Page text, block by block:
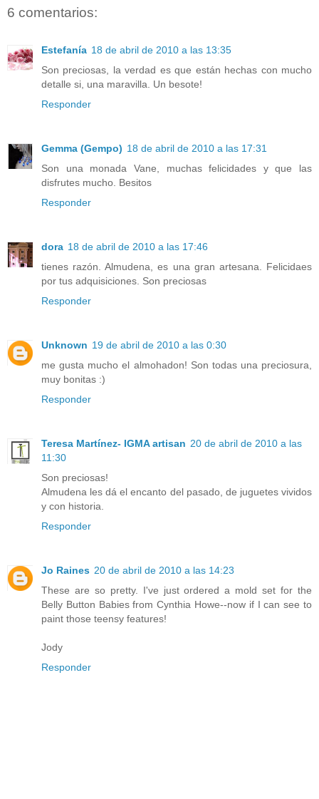
6 comentarios:
Estefanía 18 de abril de 2010 a las 13:35
Son preciosas, la verdad es que están hechas con mucho
detalle si, una maravilla. Un besote!
Responder
Gemma (Gempo) 18 de abril de 2010 a las 17:31
Son una monada Vane, muchas felicidades y que las
disfrutes mucho. Besitos
Responder
dora 18 de abril de 2010 a las 17:46
tienes razón. Almudena, es una gran artesana. Felicidaes
por tus adquisiciones. Son preciosas
Responder
Unknown 19 de abril de 2010 a las 0:30
me gusta mucho el almohadon! Son todas una preciosura,
muy bonitas :)
Responder
Teresa Martínez- IGMA artisan 20 de abril de 2010 a las
11:30
Son preciosas!
Almudena les dá el encanto del pasado, de juguetes vividos
y con historia.
Responder
Jo Raines 20 de abril de 2010 a las 14:23
These are so pretty. I've just ordered a mold set for the
Belly Button Babies from Cynthia Howe--now if I can see to
paint those teensy features!
Jody
Responder